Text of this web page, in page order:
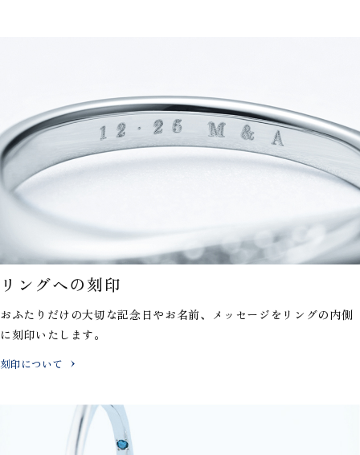
リングへの刻印
おふたりだけの大切な記念日やお名前、メッセージを リングの内側
に刻印いたします。
刻印について